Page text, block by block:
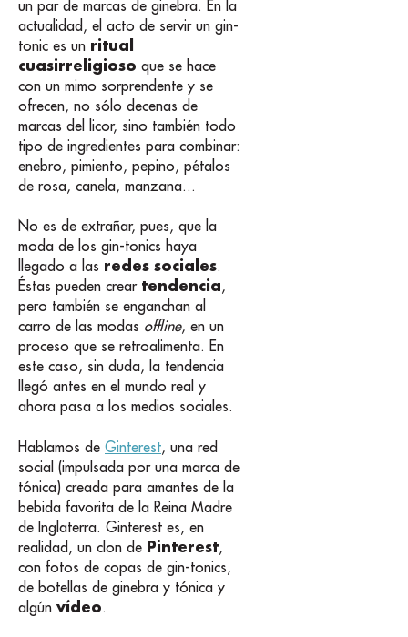
un par de marcas de ginebra. En la
actualidad, el acto de servir un gin-
tonic es un ritual
cuasirreligioso que se hace
con un mimo sorprendente y se
ofrecen, no sólo decenas de
marcas del licor, sino también todo
tipo de ingredientes para combinar:
enebro, pimiento, pepino, pétalos
de rosa, canela, manzana...
No es de extrañar, pues, que la
moda de los gin-tonics haya
llegado a las redes sociales.
Éstas pueden crear tendencia,
pero también se enganchan al
carro de las modas offline, en un
proceso que se retroalimenta. En
este caso, sin duda, la tendencia
llegó antes en el mundo real y
ahora pasa a los medios sociales.
Hablamos de Ginterest, una red
social (impulsada por una marca de
tónica) creada para amantes de la
bebida favorita de la Reina Madre
de Inglaterra. Ginterest es, en
realidad, un clon de Pinterest,
con fotos de copas de gin-tonics,
de botellas de ginebra y tónica y
algún vídeo.